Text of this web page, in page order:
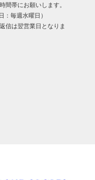
間帯にお願いします。
：毎週水曜日）
信は翌営業日となりま